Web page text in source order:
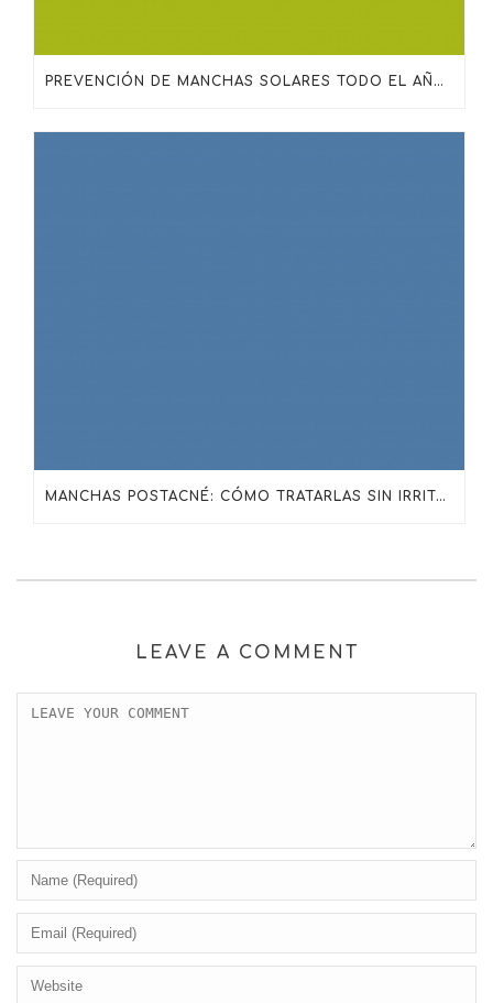
PREVENCIÓN DE MANCHAS SOLARES TODO EL AÑO: MÁS ALLÁ DEL PROTECTOR SOLAR
MANCHAS POSTACNÉ: CÓMO TRATARLAS SIN IRRITAR LA PIEL CON SKINCEUTICALS
LEAVE A COMMENT